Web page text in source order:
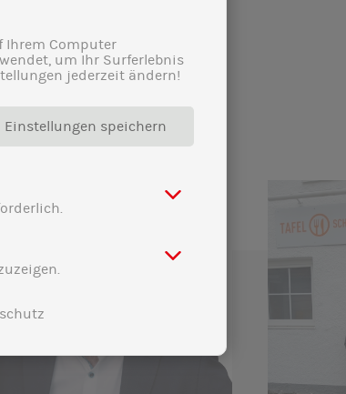
Ihrem Computer
um Ihr Surferlebnis
jederzeit ändern!
Einstellungen speichern